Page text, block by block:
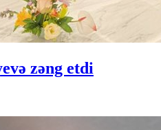
zəng etdi